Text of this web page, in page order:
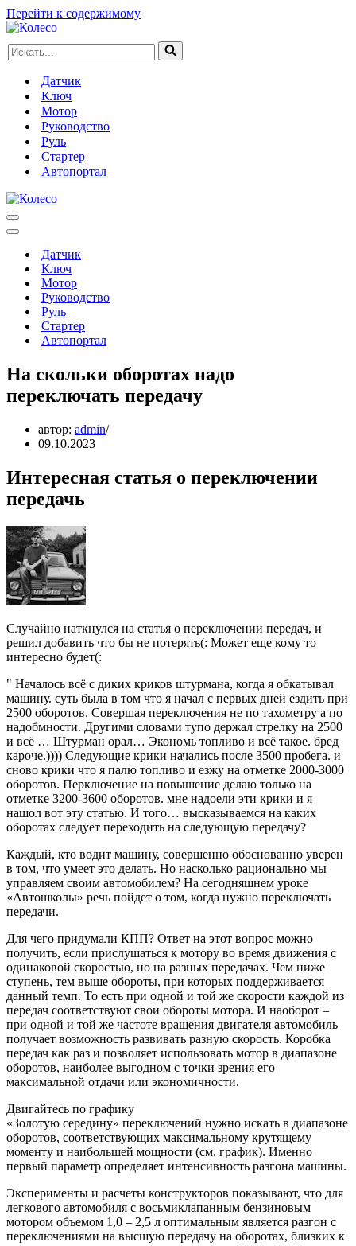
Перейти к содержимому
Искать...
Датчик
Ключ
Мотор
Руководство
Руль
Стартер
Автопортал
Меню
навигации
Меню
навигацииДатчик
Ключ
Мотор
Руководство
Руль
Стартер
Автопортал
На скольки оборотах надо
переключать передачу
автор: admin
09.10.2023
Интересная статья о переключении
передачь
Случайно наткнулся на статья о переключении передач, и
решил добавить что бы не потерять(: Может еще кому то
интересно будет(:
" Началось всё с диких криков штурмана, когда я обкатывал
машину. суть была в том что я начал с первых дней ездить при
2500 оборотов. Совершая переключения не по тахометру а по
надобмности. Другими словами тупо держал стрелку на 2500
и всё … Штурман орал… Экономь топливо и всё такое. бред
кароче.)))) Следующие крики начались после 3500 пробега. и
сново крики что я палю топливо и езжу на отметке 2000-3000
оборотов. Перключение на повышение делаю только на
отметке 3200-3600 оборотов. мне надоели эти крики и я
нашол вот эту статью. И того… высказываемся на каких
оборотах следует переходить на следующую передачу?
Каждый, кто водит машину, совершенно обоснованно уверен
в том, что умеет это делать. Но насколько рационально мы
управляем своим автомобилем? На сегодняшнем уроке
«Автошколы» речь пойдет о том, когда нужно переключать
передачи.
Для чего придумали КПП? Ответ на этот вопрос можно
получить, если прислушаться к мотору во время движения с
одинаковой скоростью, но на разных передачах. Чем ниже
ступень, тем выше обороты, при которых поддерживается
данный темп. То есть при одной и той же скорости каждой из
передач соответствуют свои обороты мотора. И наоборот –
при одной и той же частоте вращения двигателя автомобиль
получает возможность развивать разную скорость. Коробка
передач как раз и позволяет использовать мотор в диапазоне
оборотов, наиболее выгодном с точки зрения его
максимальной отдачи или экономичности.
Двигайтесь по графику
«Золотую середину» переключений нужно искать в диапазоне
оборотов, соответствующих максимальному крутящему
моменту и наибольшей мощности (см. график). Именно
первый параметр определяет интенсивность разгона машины.
Эксперименты и расчеты конструкторов показывают, что для
легкового автомобиля с восьмиклапанным бензиновым
мотором объемом 1,0 – 2,5 л оптимальным является разгон с
переключениями на высшую передачу на оборотах, близких к